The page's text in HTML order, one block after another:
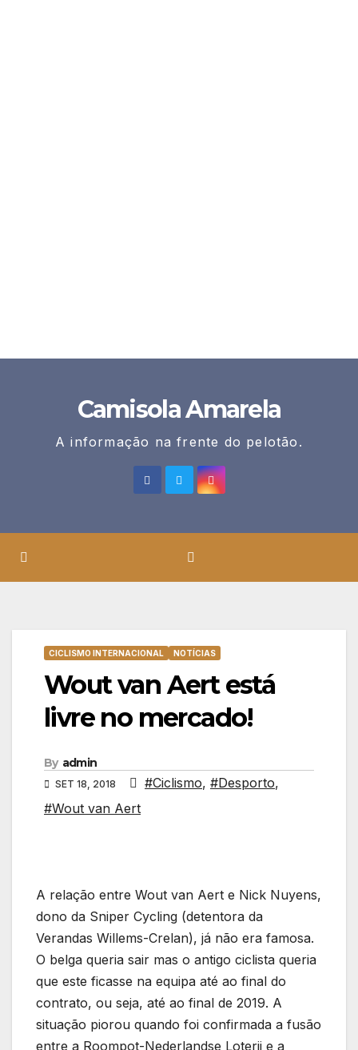
Camisola Amarela
A informação na frente do pelotão.
CICLISMO INTERNACIONAL NOTÍCIAS
Wout van Aert está
livre no mercado!
By admin
SET 18, 2018 #Ciclismo, #Desporto,
#Wout van Aert
A relação entre Wout van Aert e Nick Nuyens,
dono da Sniper Cycling (detentora da
Verandas Willems-Crelan), já não era famosa.
O belga queria sair mas o antigo ciclista queria
que este ficasse na equipa até ao final do
contrato, ou seja, até ao final de 2019. A
situação piorou quando foi confirmada a fusão
entre a Roompot-Nederlandse Loterij e a